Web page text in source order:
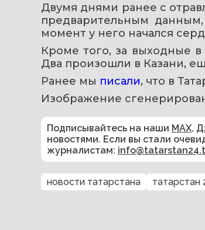
Двумя днями ранее с
предварительным
момент у него начался
Кроме того, за выходные в
Два произошли в Казани,
Ранее мы писали, что в
Изображение
Подписывайтесь на наши MAX,
новостями. Если вы стали
журналистам:
новости татарстана татарстан